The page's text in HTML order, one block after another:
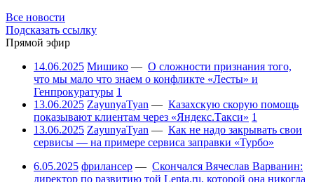
Все новости
Подсказать ссылку
Прямой эфир
14.06.2025 Мишико — О сложности признания того,
что мы мало что знаем о конфликте «Лесты» и
Генпрокуратуры 1
13.06.2025 ZayunyaTyan — Казахскую скорую помощь
показывают клиентам через «Яндекс.Такси» 1
13.06.2025 ZayunyaTyan — Как не надо закрывать свои
сервисы — на примере сервиса заправки «Турбо»
6.05.2025 фрилансер — Скончался Вячеслав Варванин:
директор по развитию той Lenta.ru, которой она никогда